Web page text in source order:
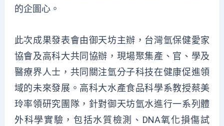
的企圖心。
此次成果發表會由御天坊主辦，台灣氫保健愛家
協會及高科大共同協辦，現場聚集產、官、學及
醫療界人士，共同關注氫分子科技在健康促進領
域的未來發展。高科大水產食品科學系教授蔡美
玲率領研究團隊，針對御天坊氫水進行一系列體
外科學實驗，包括水質檢測、DNA氧化損傷試